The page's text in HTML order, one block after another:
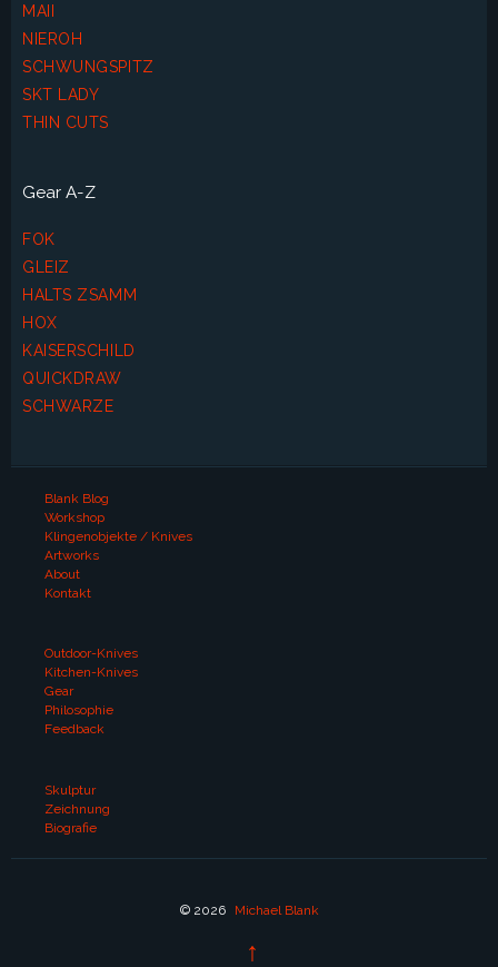
MAII
NIEROH
SCHWUNGSPITZ
SKT LADY
THIN CUTS
Gear A-Z
FOK
GLEIZ
HALTS ZSAMM
HOX
KAISERSCHILD
QUICKDRAW
SCHWARZE
Blank Blog
Workshop
Klingenobjekte / Knives
Artworks
About
Kontakt
Outdoor-Knives
Kitchen-Knives
Gear
Philosophie
Feedback
Skulptur
Zeichnung
Biografie
© 2026 Michael Blank
↑